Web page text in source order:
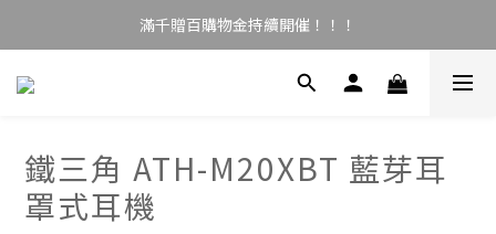
滿千贈百購物金持續開催！！！
鐵三角 ATH-M20XBT 藍芽耳
罩式耳機